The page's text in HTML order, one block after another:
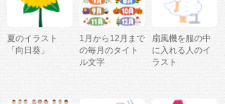
夏のイラスト
「向日葵」
1月から12月まで
の毎月のタイト
ル文字
扇風機を服の中
に入れる人のイ
ラスト